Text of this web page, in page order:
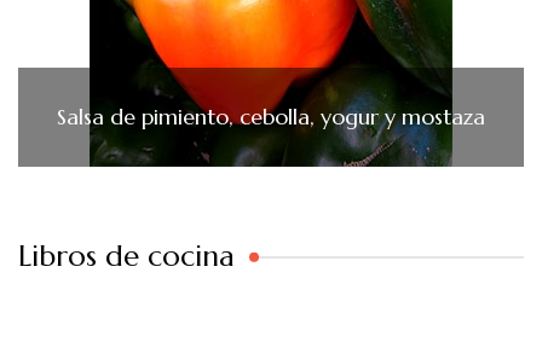
Salsa de pimiento, cebolla, yogur y mostaza
Libros de cocina